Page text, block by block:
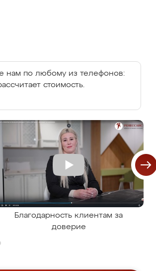
нам по любому из телефонов:
стоимость.
Благодарность клиентам за
доверие